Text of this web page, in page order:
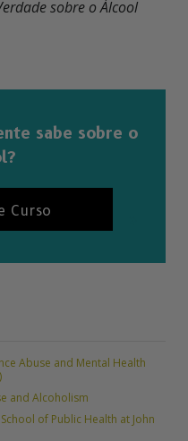
sobre o Álcool
sabe sobre o
Curso
Abuse and Mental Health
and Alcoholism
School of Public Health at John